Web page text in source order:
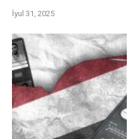
İyul 31, 2025